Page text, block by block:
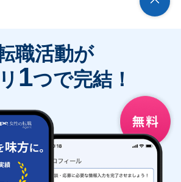
職活動が
1つで完結！